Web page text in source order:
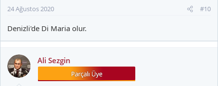
24 Ağustos 2020 #10
Denizli'de Di Maria olur.
Ali Sezgin